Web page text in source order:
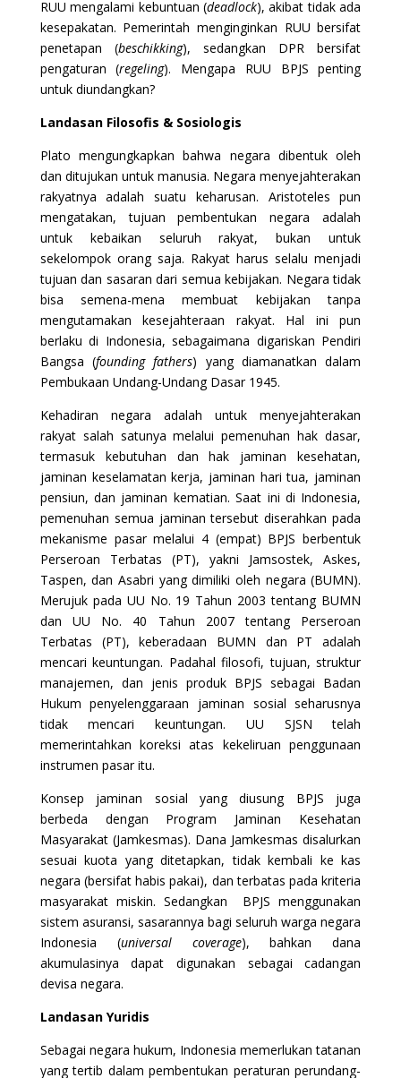
RUU mengalami kebuntuan (deadlock), akibat tidak ada
kesepakatan. Pemerintah menginginkan RUU bersifat
penetapan (beschikking), sedangkan DPR bersifat
pengaturan (regeling). Mengapa RUU BPJS penting
untuk diundangkan?
Landasan Filosofis & Sosiologis
Plato mengungkapkan bahwa negara dibentuk oleh
dan ditujukan untuk manusia. Negara menyejahterakan
rakyatnya adalah suatu keharusan. Aristoteles pun
mengatakan, tujuan pembentukan negara adalah
untuk kebaikan seluruh rakyat, bukan untuk
sekelompok orang saja. Rakyat harus selalu menjadi
tujuan dan sasaran dari semua kebijakan. Negara tidak
bisa semena-mena membuat kebijakan tanpa
mengutamakan kesejahteraan rakyat. Hal ini pun
berlaku di Indonesia, sebagaimana digariskan Pendiri
Bangsa (founding fathers) yang diamanatkan dalam
Pembukaan Undang-Undang Dasar 1945.
Kehadiran negara adalah untuk menyejahterakan
rakyat salah satunya melalui pemenuhan hak dasar,
termasuk kebutuhan dan hak jaminan kesehatan,
jaminan keselamatan kerja, jaminan hari tua, jaminan
pensiun, dan jaminan kematian. Saat ini di Indonesia,
pemenuhan semua jaminan tersebut diserahkan pada
mekanisme pasar melalui 4 (empat) BPJS berbentuk
Perseroan Terbatas (PT), yakni Jamsostek, Askes,
Taspen, dan Asabri yang dimiliki oleh negara (BUMN).
Merujuk pada UU No. 19 Tahun 2003 tentang BUMN
dan UU No. 40 Tahun 2007 tentang Perseroan
Terbatas (PT), keberadaan BUMN dan PT adalah
mencari keuntungan. Padahal filosofi, tujuan, struktur
manajemen, dan jenis produk BPJS sebagai Badan
Hukum penyelenggaraan jaminan sosial seharusnya
tidak mencari keuntungan. UU SJSN telah
memerintahkan koreksi atas kekeliruan penggunaan
instrumen pasar itu.
Konsep jaminan sosial yang diusung BPJS juga
berbeda dengan Program Jaminan Kesehatan
Masyarakat (Jamkesmas). Dana Jamkesmas disalurkan
sesuai kuota yang ditetapkan, tidak kembali ke kas
negara (bersifat habis pakai), dan terbatas pada kriteria
masyarakat miskin. Sedangkan BPJS menggunakan
sistem asuransi, sasarannya bagi seluruh warga negara
Indonesia (universal coverage), bahkan dana
akumulasinya dapat digunakan sebagai cadangan
devisa negara.
Landasan Yuridis
Sebagai negara hukum, Indonesia memerlukan tatanan
yang tertib dalam pembentukan peraturan perundang-